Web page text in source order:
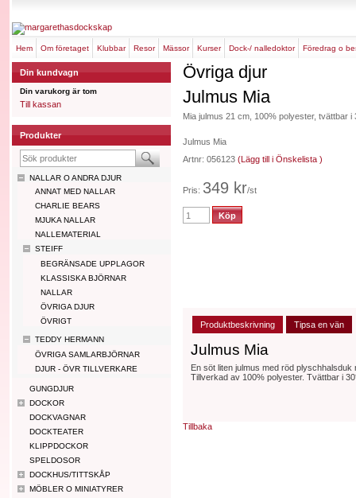
hem om företaget klubbar resor mässor kurser dock-/ nalledoktor föredrag o
Din kundvagn
Din varukorg är tom
Till kassan
Produkter
NALLAR O ANDRA DJUR
ANNAT MED NALLAR
CHARLIE BEARS
MJUKA NALLAR
NALLEMATERIAL
STEIFF
BEGRÄNSADE UPPLAGOR
KLASSISKA BJÖRNAR
NALLAR
ÖVRIGA DJUR
ÖVRIGT
TEDDY HERMANN
ÖVRIGA SAMLARBJÖRNAR
DJUR - ÖVR TILLVERKARE
GUNGDJUR
DOCKOR
DOCKVAGNAR
DOCKTEATER
KLIPPDOCKOR
SPELDOSOR
DOCKHUS/TITTSKÅP
MÖBLER O MINIATYRER
Övriga djur
Julmus Mia
Mia julmus 21 cm, 100% polyester, tvättbar i
Julmus Mia
Artnr: 056123 (Lägg till i Önskelista )
Pris: 349 kr/st
Produktbeskrivning Tipsa en vän
Julmus Mia
En söt liten julmus med röd
Tillverkad av 100% polyester. Tvättbar i
Tillbaka